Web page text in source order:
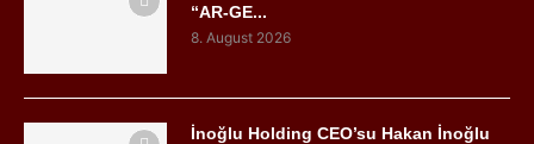
“AR-GE...
8. August 2026
İnoğlu Holding CEO’su Hakan İnoğlu